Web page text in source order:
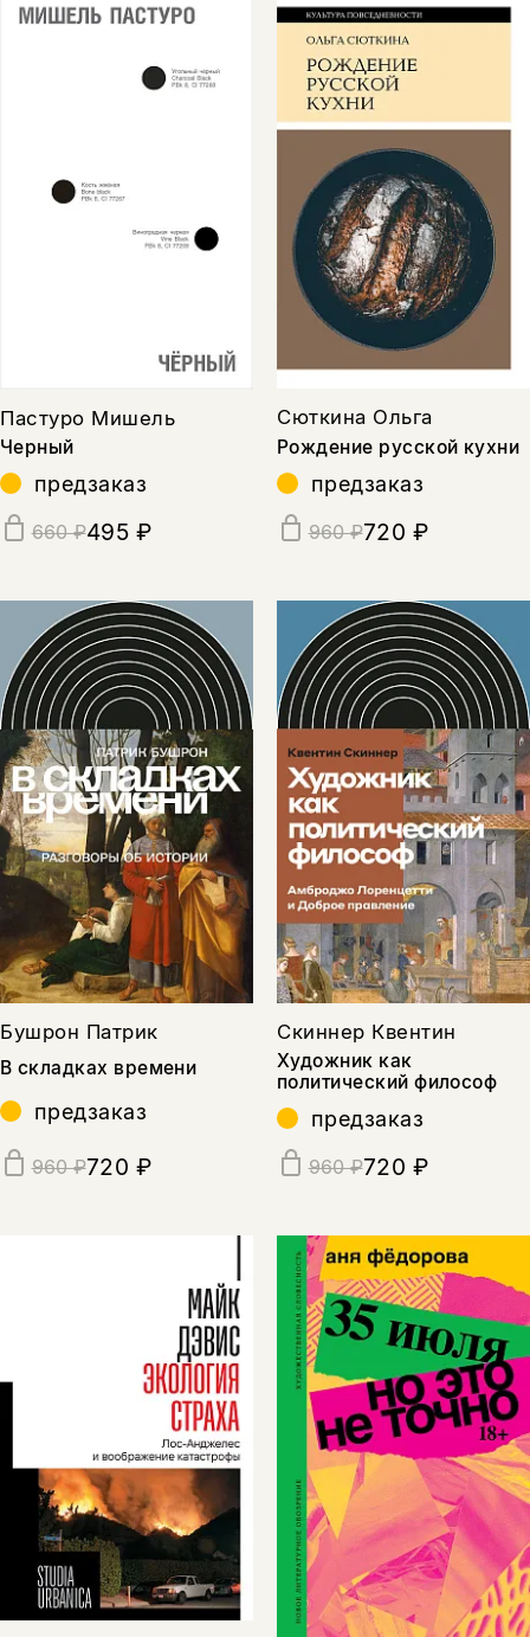
Пастуро Мишель
Черный
предзаказ
660 ₽495 ₽
Сюткина Ольга
Рождение русской кухни
предзаказ
960 ₽720 ₽
Бушрон Патрик
В складках времени
предзаказ
960 ₽720 ₽
Скиннер Квентин
Художник как
политический философ
предзаказ
960 ₽720 ₽